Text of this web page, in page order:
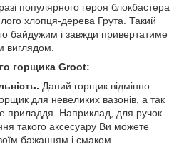
популярного героя блокбастера
хлопця-дерева Грута. Такий
байдужим і завжди привертатиме
виглядом.
горщика Groot:
Даний горщик відмінно
для невеликих вазонів, а так
приладдя. Наприклад, для ручок
такого аксесуару Ви можете
бажанням і смаком.